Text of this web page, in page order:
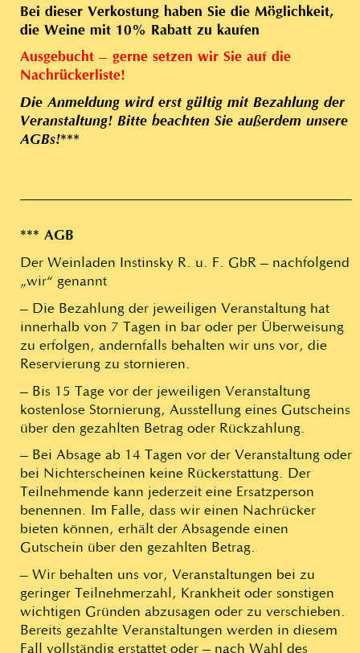
Bei dieser Verkostung haben Sie die Möglichkeit,
die Weine mit 10% Rabatt zu kaufen
Ausgebucht – gerne setzen wir Sie auf die
Nachrückerliste!
Die Anmeldung wird erst gültig mit Bezahlung der
Veranstaltung! Bitte beachten Sie außerdem unsere
AGBs!***
*** AGB
Der Weinladen Instinsky R. u. F. GbR – nachfolgend
„wir“ genannt
– Die Bezahlung der jeweiligen Veranstaltung hat
innerhalb von 7 Tagen in bar oder per Überweisung
zu erfolgen, andernfalls behalten wir uns vor, die
Reservierung zu stornieren.
– Bis 15 Tage vor der jeweiligen Veranstaltung
kostenlose Stornierung, Ausstellung eines Gutscheins
über den gezahlten Betrag oder Rückzahlung.
– Bei Absage ab 14 Tagen vor der Veranstaltung oder
bei Nichterscheinen keine Rückerstattung. Der
Teilnehmende kann jederzeit eine Ersatzperson
benennen. Im Falle, dass wir einen Nachrücker
bieten können, erhält der Absagende einen
Gutschein über den gezahlten Betrag.
– Wir behalten uns vor, Veranstaltungen bei zu
geringer Teilnehmerzahl, Krankheit oder sonstigen
wichtigen Gründen abzusagen oder zu verschieben.
Bereits gezahlte Veranstaltungen werden in diesem
Fall vollständig erstattet oder – nach Wahl des